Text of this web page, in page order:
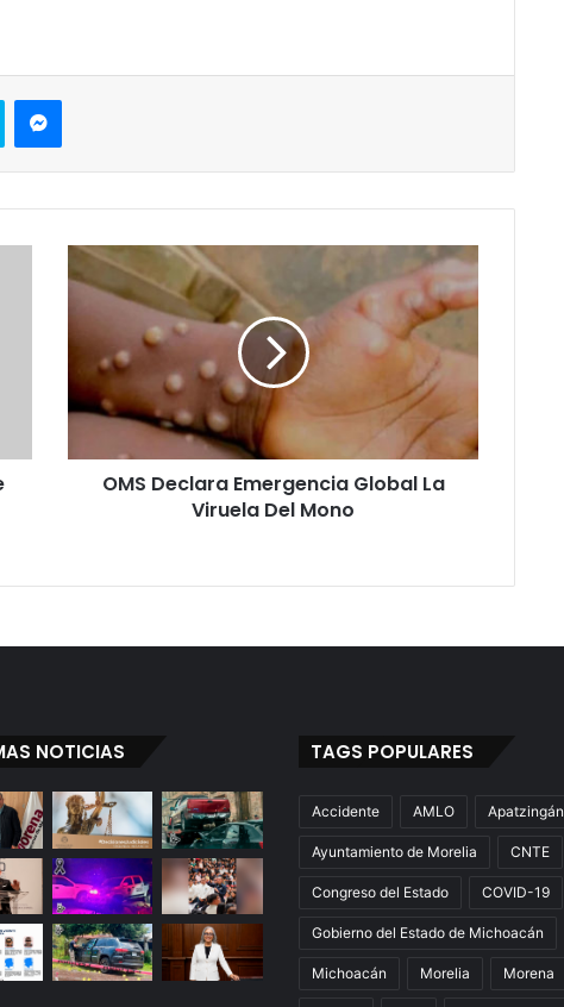
Skype Messenger
OMS
Declara
Emergencia
Viruela
Del
OMS Declara Emergencia Global La
Viruela Del Mono
NOTICIAS TAGS POPULARES
Accidente AMLO Apatzingán
Ayuntamiento de Morelia CNTE
Congreso del Estado COVID-19
Gobierno del Estado de Michoacán
Michoacán Morelia Morena